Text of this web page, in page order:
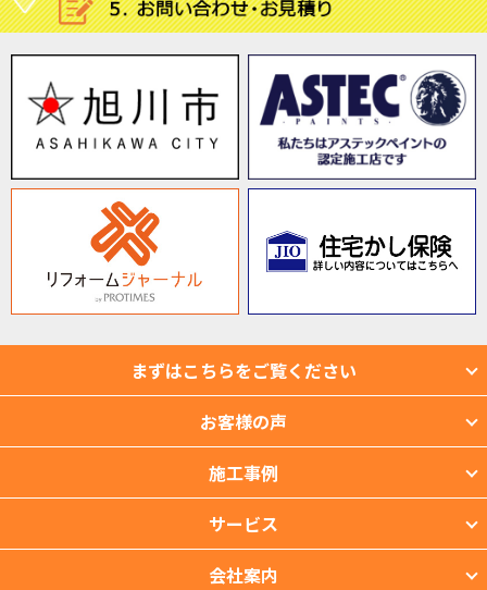
まずはこちらをご覧ください
お客様の声
施工事例
サービス
会社案内